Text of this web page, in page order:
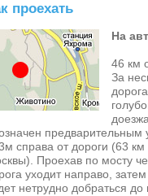
проехать
На
46 км
За
справа от дороги (63
Проехав по мосту
уходит направо,
нетрудно добраться до